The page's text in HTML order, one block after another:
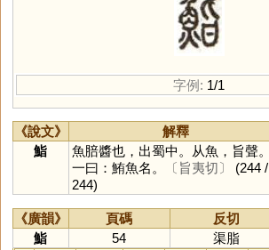
字例: 1/1
《說文》 解釋
鮨
魚䏽醬也，出蜀中。从魚，旨聲。
一曰：鮪魚名。
〔旨夷切〕
(244 /
244)
《廣韻》 頁碼 反切
鮨
54
渠脂